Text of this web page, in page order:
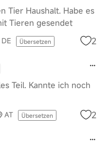
Tier Haushalt. Habe es
Tieren gesendet
DE Übersetzen 2
Teil. Kannte ich noch
AT Übersetzen 2